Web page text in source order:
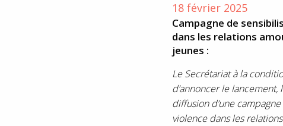
18 février 2025
Campagne de
dans les relations
jeunes :
Le Secrétariat à la
d’annoncer le
diffusion d’une
violence dans les